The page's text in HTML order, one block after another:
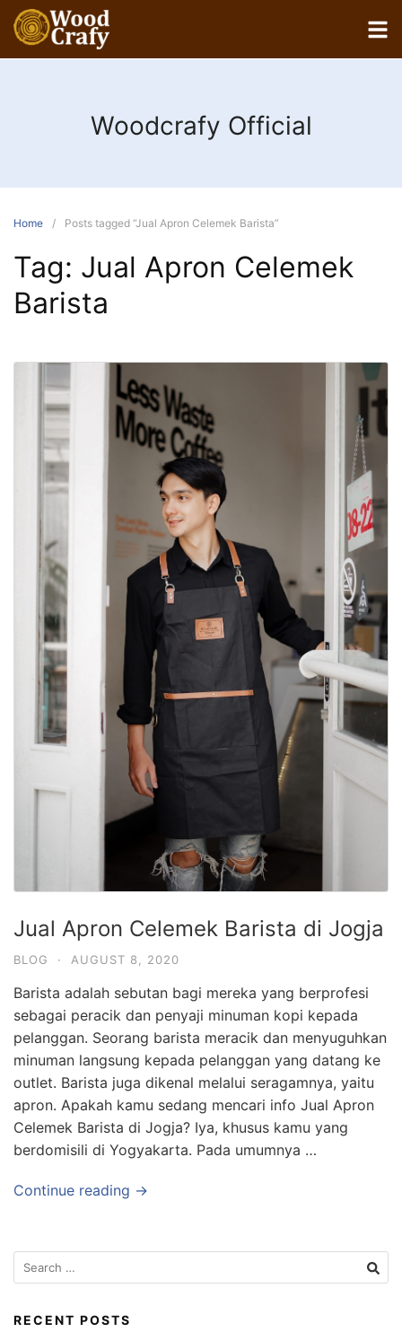
Woodcrafy Official
Home Posts tagged “Jual Apron Celemek Barista”
Tag: Jual Apron Celemek
Barista
Jual Apron Celemek Barista di Jogja
BLOG · AUGUST 8, 2020
Barista adalah sebutan bagi mereka yang berprofesi
sebagai peracik dan penyaji minuman kopi kepada
pelanggan. Seorang barista meracik dan menyuguhkan
minuman langsung kepada pelanggan yang datang ke
outlet. Barista juga dikenal melalui seragamnya, yaitu
apron. Apakah kamu sedang mencari info Jual Apron
Celemek Barista di Jogja? Iya, khusus kamu yang
berdomisili di Yogyakarta. Pada umumnya …
Continue reading →
RECENT POSTS